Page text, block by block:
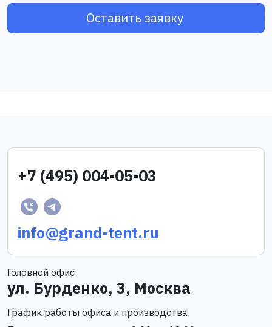
Оставить заявку
+7 (495) 004-05-03
info@grand-tent.ru
Головной офис
ул. Бурденко, 3, Москва
График работы офиса и производства